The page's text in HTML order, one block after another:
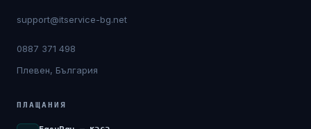
support@itservice-bg.net
0887 371 498
Плевен, България
ПЛАЩАНИЯ